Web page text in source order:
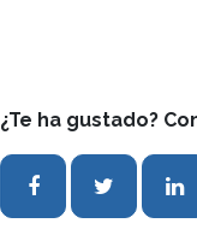
¿Te ha gustado?